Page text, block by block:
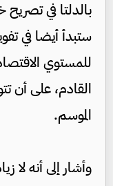
ستبدأ أيضا في
القادم، على أن
الموسم.
وأشار إلى أنه لا